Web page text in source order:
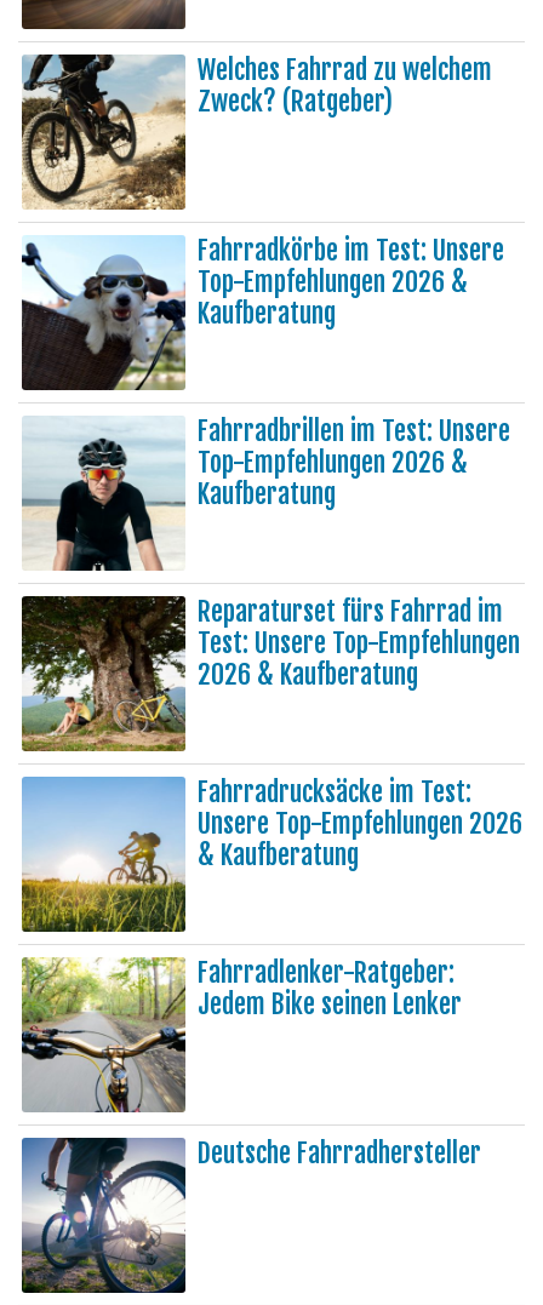
Welches Fahrrad zu welchem
Zweck? (Ratgeber)
Fahrradkörbe im Test: Unsere
Top-Empfehlungen 2026 &
Kaufberatung
Fahrradbrillen im Test: Unsere
Top-Empfehlungen 2026 &
Kaufberatung
Reparaturset fürs Fahrrad im
Test: Unsere Top-Empfehlungen
2026 & Kaufberatung
Fahrradrucksäcke im Test:
Unsere Top-Empfehlungen 2026
& Kaufberatung
Fahrradlenker-Ratgeber:
Jedem Bike seinen Lenker
Deutsche Fahrradhersteller